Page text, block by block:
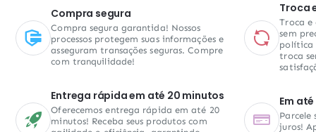
Compra segura
Compra segura garantida! Nossos
processos protegem suas informações e
asseguram transações seguras. Compre
com tranquilidade!
Entrega rápida em até 20 minutos
Oferecemos entrega rápida em até 20
minutos! Receba seus produtos com
Troca
Troca e
sem
política
troca
Em
Parcele
juros!